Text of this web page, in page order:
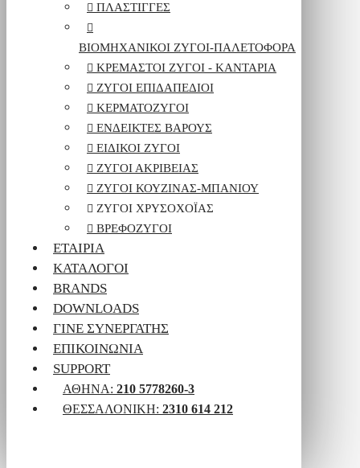
ΠΛΆΣΤΙΓΓΕΣ
ΒΙΟΜΗΧΑΝΙΚΟΊ ΖΥΓΟΊ-ΠΑΛΕΤΟΦΌΡΑ
ΚΡΕΜΑΣΤΟΊ ΖΥΓΟΊ - ΚΑΝΤΆΡΙΑ
ΖΥΓΟΊ ΕΠΙΔΑΠΈΔΙΟΙ
ΚΕΡΜΑΤΟΖΥΓΟΊ
ΕΝΔΕΊΚΤΕΣ ΒΆΡΟΥΣ
ΕΙΔΙΚΟΊ ΖΥΓΟΊ
ΖΥΓΟΊ ΑΚΡΙΒΕΊΑΣ
ΖΥΓΟΊ ΚΟΥΖΊΝΑΣ-ΜΠΆΝΙΟΥ
ΖΥΓΟΊ ΧΡΥΣΟΧΟΪ́ΑΣ
ΒΡΕΦΟΖΥΓΟΊ
ΕΤΑΙΡΊΑ
ΚΑΤΆΛΟΓΟΙ
BRANDS
DOWNLOADS
ΓΊΝΕ ΣΥΝΕΡΓΆΤΗΣ
ΕΠΙΚΟΙΝΩΝΊΑ
SUPPORT
ΑΘΉΝΑ: 210 5778260-3
ΘΕΣΣΑΛΟΝΊΚΗ: 2310 614 212